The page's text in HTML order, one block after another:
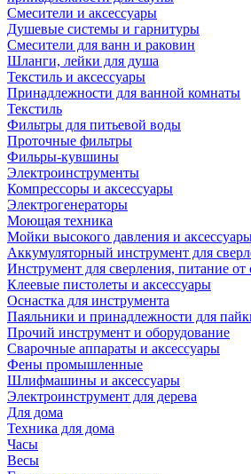
Смесители и аксессуары
Душевые системы и гарнитуры
Смесители для ванн и раковин
Шланги, лейки для душа
Текстиль и аксессуары
Принадлежности для ванной комнаты
Текстиль
Фильтры для питьевой воды
Проточные фильтры
Фильры-кувшины
Электроинструменты
Компрессоры и аксессуары
Электрогенераторы
Моющая техника
Мойки высокого давления и
Аккумуляторный инструмент для
Инструмент для сверления, питание от
Клеевые пистолеты и аксессуары
Оснастка для инструмента
Паяльники и принадлежности для
Прочий инструмент и оборудование
Сварочные аппараты и аксессуары
Фены промышленные
Шлифмашины и аксессуары
Электроинструмент для дерева
Для дома
Техника для дома
Часы
Весы